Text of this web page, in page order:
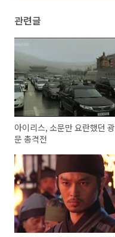
관련글
아이리스, 소문만 요란했던
문 총격전